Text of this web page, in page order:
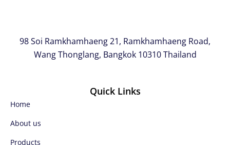
98 Soi Ramkhamhaeng 21, Ramkhamhaeng Road,
Wang Thonglang, Bangkok 10310 Thailand
Quick Links
Home
About us
Products